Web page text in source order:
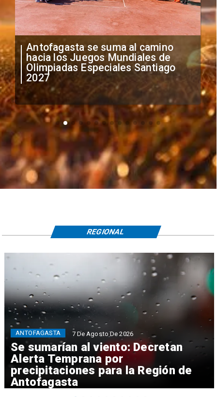
"Falta de profesionalismo": Sifup
anuncia medidas por situación
irregular de futbolistas
extranjeros
Se sumarían al viento: Decretan
Alerta Temprana por
precipitaciones para la Región de
Antofagasta
ANTOFAGASTA 7 De Agosto De 2026
REGIONAL